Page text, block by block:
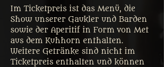
Im Ticketpreis ist das Menü, die
Show unserer Gaukler und Barden
sowie der Aperitif in Form von Met
aus dem Kuhhorn enthalten.
Weitere Getränke sind nicht im
Ticketpreis enthalten und können